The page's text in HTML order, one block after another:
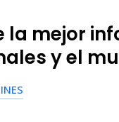
la mejor
y el